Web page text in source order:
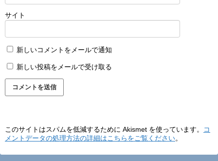
サイト
新しいコメントをメールで通知
新しい投稿をメールで受け取る
このサイトはスパムを低減するために Akismet を使っています。
コ
メントデータの処理方法の詳細はこちらをご覧ください。